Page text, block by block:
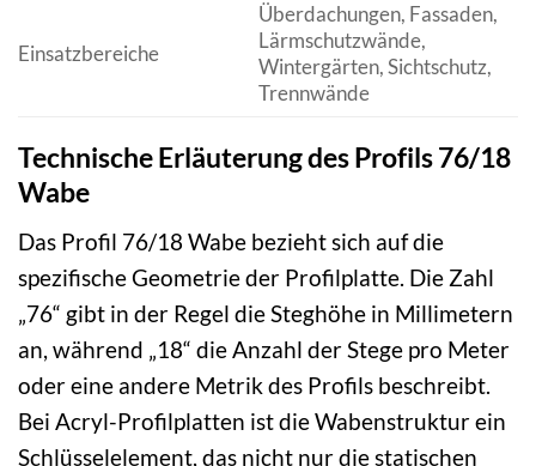
Einsatzbereiche
Überdachungen, Fassaden,
Lärmschutzwände,
Wintergärten, Sichtschutz,
Trennwände
Technische Erläuterung des Profils 76/18
Wabe
Das Profil 76/18 Wabe bezieht sich auf die
spezifische Geometrie der Profilplatte. Die Zahl
„76“ gibt in der Regel die Steghöhe in Millimetern
an, während „18“ die Anzahl der Stege pro Meter
oder eine andere Metrik des Profils beschreibt.
Bei Acryl-Profilplatten ist die Wabenstruktur ein
Schlüsselelement, das nicht nur die statischen